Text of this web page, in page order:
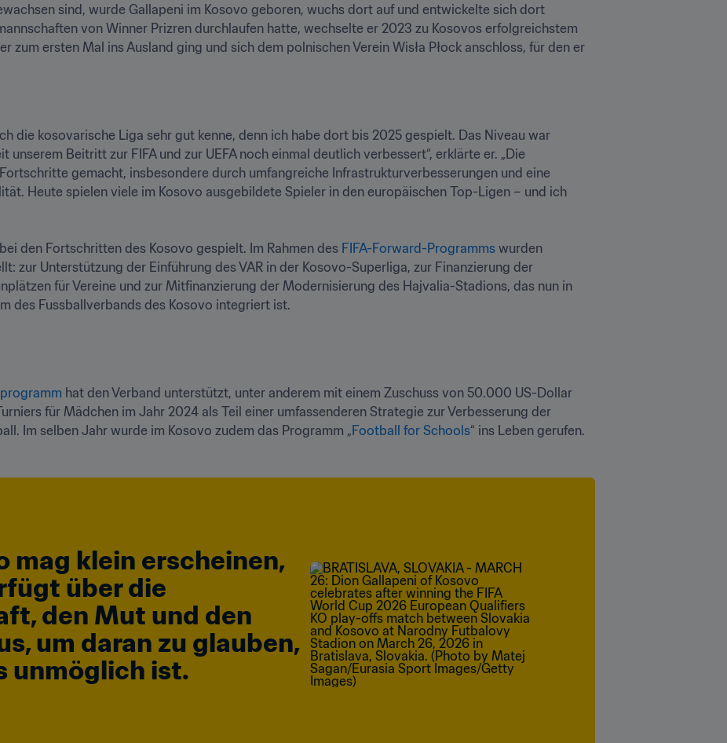
sind, wurde Gallapeni im Kosovo geboren, wuchs dort auf und entwickelte sich dort
von Winner Prizren durchlaufen hatte, wechselte er 2023 zu Kosovos erfolgreichstem
zum ersten Mal ins Ausland ging und sich dem polnischen Verein Wisła Płock anschloss, für den er
die kosovarische Liga sehr gut kenne, denn ich habe dort bis 2025 gespielt. Das Niveau war
unserem Beitritt zur FIFA und zur UEFA noch einmal deutlich verbessert“, erklärte er. „Die
gemacht, insbesondere durch umfangreiche Infrastrukturverbesserungen und eine
Heute spielen viele im Kosovo ausgebildete Spieler in den europäischen Top-Ligen – und ich
bei den Fortschritten des Kosovo gespielt. Im Rahmen des FIFA-Forward-Programms wurden
zur Unterstützung der Einführung des VAR in der Kosovo-Superliga, zur Finanzierung der
für Vereine und zur Mitfinanzierung der Modernisierung des Hajvalia-Stadions, das nun in
des Fussballverbands des Kosovo integriert ist.
hat den Verband unterstützt, unter anderem mit einem Zuschuss von 50.000 US-Dollar
für Mädchen im Jahr 2024 als Teil einer umfassenderen Strategie zur Verbesserung der
Im selben Jahr wurde im Kosovo zudem das Programm „Football for Schools“ ins Leben gerufen.
mag klein erscheinen,
über die
den Mut und den
um daran zu glauben,
unmöglich ist.